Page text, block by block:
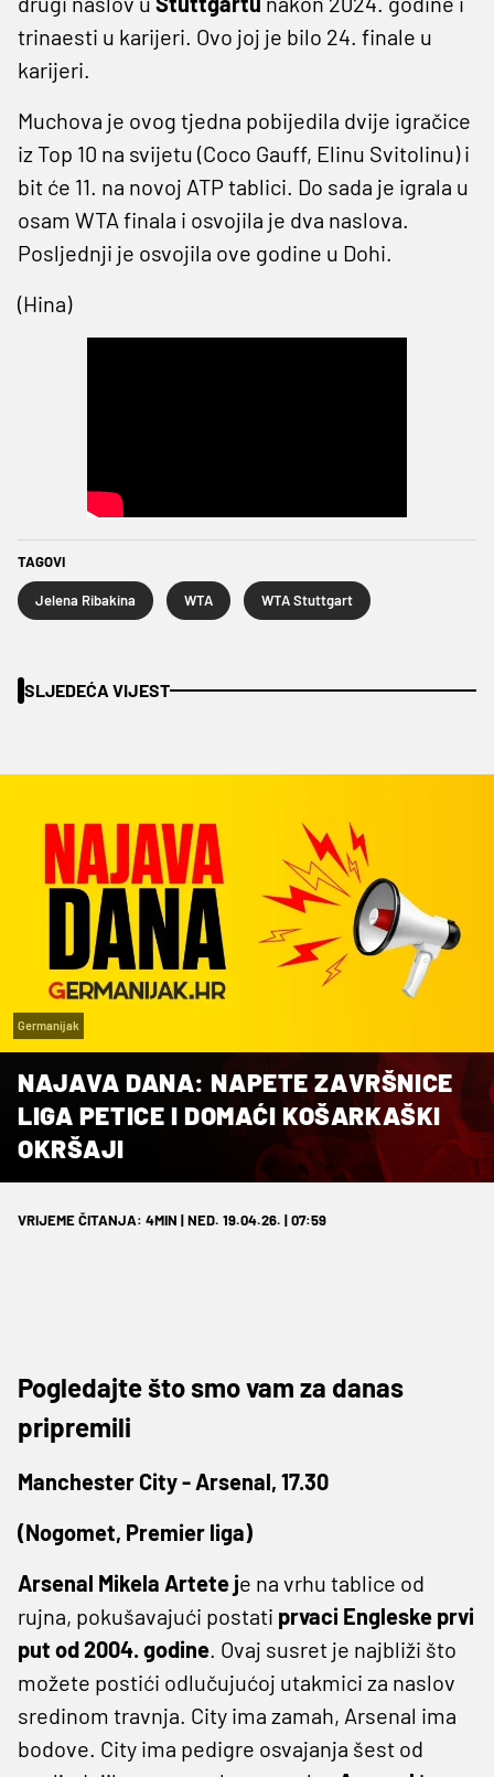
trinaesti u karijeri. Ovo joj je bilo 24. finale u
karijeri.
Muchova je ovog tjedna pobijedila dvije igračice
iz Top 10 na svijetu (Coco Gauff, Elinu Svitolinu) i
bit će 11. na novoj ATP tablici. Do sada je igrala u
osam WTA finala i osvojila je dva naslova.
Posljednji je osvojila ove godine u Dohi.
(Hina)
TAGOVI
Jelena Ribakina WTA WTA Stuttgart
SLJEDEĆA VIJEST
Germanijak
NAJAVA DANA: NAPETE ZAVRŠNICE
LIGA PETICE I DOMAĆI KOŠARKAŠKI
OKRŠAJI
VRIJEME ČITANJA: 4MIN | NED. 19.04.26. | 07:59
Pogledajte što smo vam za danas
pripremili
Manchester City - Arsenal, 17.30
(Nogomet, Premier liga)
Arsenal Mikela Artete je na vrhu tablice od
rujna, pokušavajući postati prvaci Engleske prvi
put od 2004. godine. Ovaj susret je najbliži što
možete postići odlučujućoj utakmici za naslov
sredinom travnja. City ima zamah, Arsenal ima
bodove. City ima pedigre osvajanja šest od